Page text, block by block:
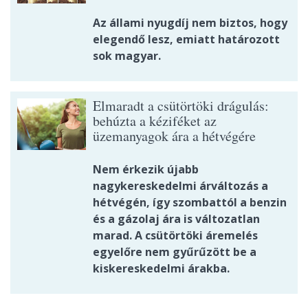
Az állami nyugdíj nem biztos, hogy
elegendő lesz, emiatt határozott
sok magyar.
Elmaradt a csütörtöki drágulás:
behúzta a kéziféket az
üzemanyagok ára a hétvégére
Nem érkezik újabb
nagykereskedelmi árváltozás a
hétvégén, így szombattól a benzin
és a gázolaj ára is változatlan
marad. A csütörtöki áremelés
egyelőre nem gyűrűzött be a
kiskereskedelmi árakba.